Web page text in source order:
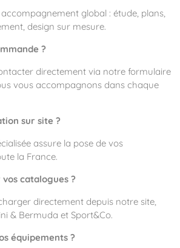
global : étude, plans,
design sur mesure.
?
directement via notre formulaire
vous accompagnons dans chaque
sur site ?
assure la pose de vos
la France.
catalogues ?
directement depuis notre site,
& Bermuda et Sport&Co.
équipements ?